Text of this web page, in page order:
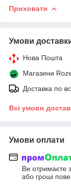
Приховати
Умови
Нова Пошта
Магазини
Доставка по
Всі умови
Умови оплати
Ви отримаєте
або гроші